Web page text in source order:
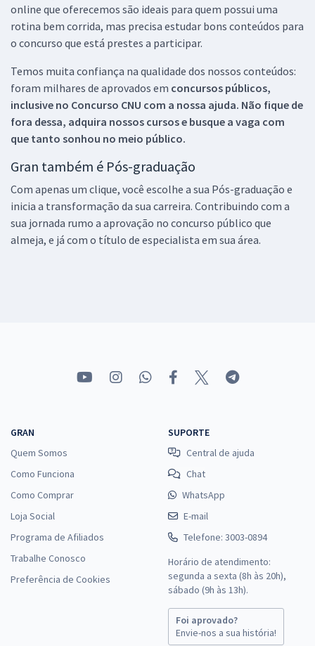
online que oferecemos são ideais para quem possui uma
rotina bem corrida, mas precisa estudar bons conteúdos para
o concurso que está prestes a participar.
Temos muita confiança na qualidade dos nossos conteúdos:
foram milhares de aprovados em concursos públicos,
inclusive no Concurso CNU com a nossa ajuda. Não fique de
fora dessa, adquira nossos cursos e busque a vaga com
que tanto sonhou no meio público.
Gran também é Pós-graduação
Com apenas um clique, você escolhe a sua Pós-graduação e
inicia a transformação da sua carreira. Contribuindo com a
sua jornada rumo a aprovação no concurso público que
almeja, e já com o título de especialista em sua área.
GRAN
Quem Somos
Como Funciona
Como Comprar
Loja Social
Programa de Afiliados
Trabalhe Conosco
Preferência de Cookies
SUPORTE
Central de ajuda
Chat
WhatsApp
E-mail
Telefone: 3003-0894
Horário de atendimento:
segunda a sexta (8h às 20h),
sábado (9h às 13h).
Foi aprovado?
Envie-nos a sua história!